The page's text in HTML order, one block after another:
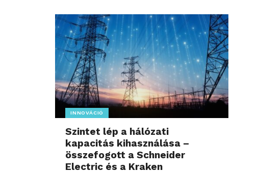
INNOVÁCIÓ
Szintet lép a hálózati
kapacitás kihasználása –
összefogott a Schneider
Electric és a Kraken